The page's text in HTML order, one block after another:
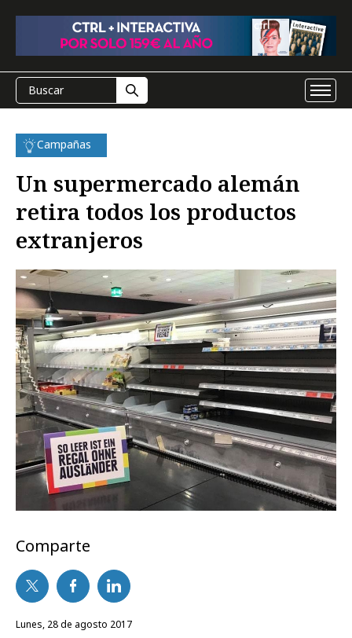
Campañas
Un supermercado alemán
retira todos los productos
extranjeros
Comparte
lunes, 28 de agosto 2017